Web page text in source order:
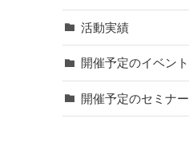
活動実績
開催予定のイベント
開催予定のセミナー